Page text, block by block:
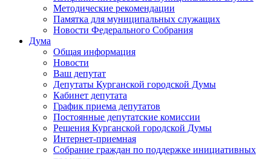
Методические рекомендации
Памятка для муниципальных служащих
Новости Федерального Cобрания
Дума
Общая информация
Новости
Ваш депутат
Депутаты Курганской городской Думы
Кабинет депутата
График приема депутатов
Постоянные депутатские комиссии
Решения Курганской городской Думы
Интернет-приемная
Собрание граждан по поддержке инициативных